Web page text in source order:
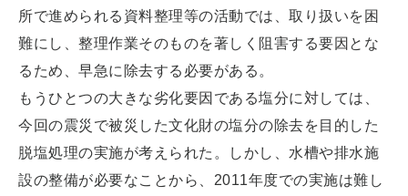
所で進められる資料整理等の活動では、取り扱いを困
難にし、整理作業そのものを著しく阻害する要因とな
るため、早急に除去する必要がある。
もうひとつの大きな劣化要因である塩分に対しては、
今回の震災で被災した文化財の塩分の除去を目的した
脱塩処理の実施が考えられた。しかし、水槽や排水施
設の整備が必要なことから、2011年度での実施は難し